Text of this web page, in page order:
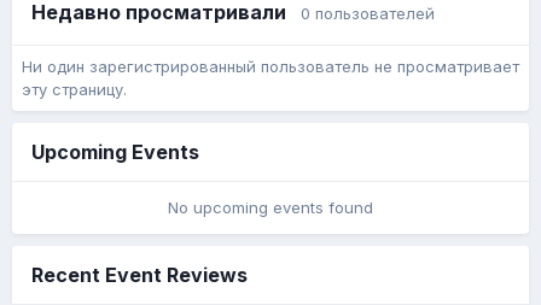
Недавно просматривали 0 пользователей
Ни один зарегистрированный пользователь не просматривает
эту страницу.
Upcoming Events
No upcoming events found
Recent Event Reviews